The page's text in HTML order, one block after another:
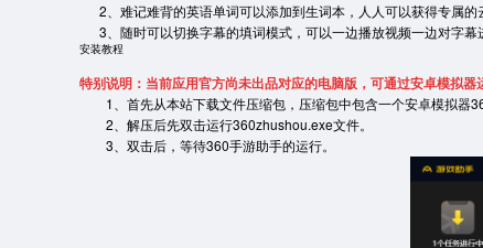
2、难记难背的英语单词可以添加到生词本，人人可以获得专属的
3、随时可以切换字幕的填词模式，可以一边播放视频一边对字幕
安装教程
特别说明：当前应用官方尚未出品对应的电脑版，可通过安卓模拟
1、首先从本站下载文件压缩包，压缩包中包含一个安卓模拟器
2、解压后先双击运行360zhushou.exe文件。
3、双击后，等待360手游助手的运行。